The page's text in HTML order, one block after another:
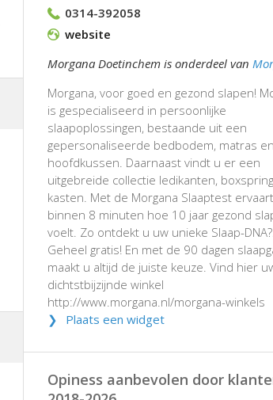
0314-392058
website
Morgana Doetinchem is onderdeel van
Morgana, voor goed en gezond slapen!
is gespecialiseerd in persoonlijke
slaapoplossingen, bestaande uit een
gepersonaliseerde bedbodem, matras en
hoofdkussen. Daarnaast vindt u er een
uitgebreide collectie ledikanten,
kasten. Met de Morgana Slaaptest
binnen 8 minuten hoe 10 jaar gezond
voelt. Zo ontdekt u uw unieke Slaap-
Geheel gratis! En met de 90 dagen
maakt u altijd de juiste keuze. Vind hier
dichtstbijzijnde winkel
http://www.morgana.nl/morgana-winkels
Plaats een widget
Opiness aanbevolen door